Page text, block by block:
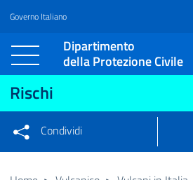
Vai al contenuto principale
Raggiungi il piè di pagina
Governo Italiano
Dipartimento
della Protezione Civile
Rischi
Condividi su Facebook
Condividi su Twitter
Condividi
Condividi sui social network